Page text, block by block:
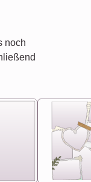
noch